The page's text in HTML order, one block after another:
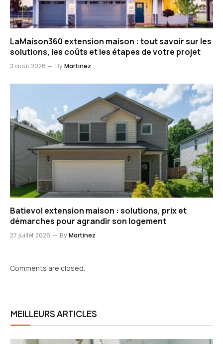
LaMaison360 extension maison : tout savoir sur les
solutions, les coûts et les étapes de votre projet
3 août 2026 ByMartinez
Batievol extension maison : solutions, prix et
démarches pour agrandir son logement
27 juillet 2026 ByMartinez
Comments are closed.
MEILLEURS ARTICLES